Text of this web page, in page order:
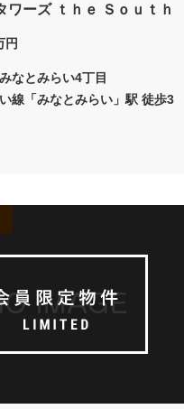
ワーズ ｔｈｅ Ｓｏｕｔｈ
円
なとみらい4丁目
線「みなとみらい」駅 徒歩3